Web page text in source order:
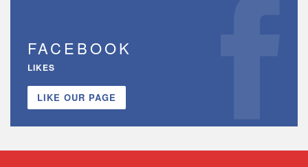
FACEBOOK
LIKES
LIKE OUR PAGE